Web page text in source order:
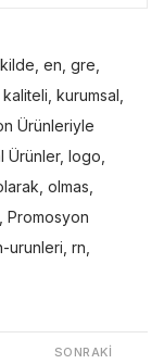
en gre
kaliteli kurumsal
Ürünleriyle
Ürünler, logo
olmas
Promosyon
urunleri rn
SONRAKI